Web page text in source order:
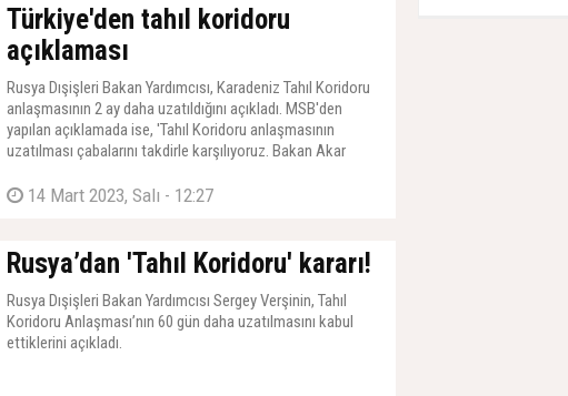
Türkiye'den tahıl koridoru
açıklaması
Rusya Dışişleri Bakan Yardımcısı, Karadeniz Tahıl Koridoru
anlaşmasının 2 ay daha uzatıldığını açıkladı. MSB'den
yapılan açıklamada ise, 'Tahıl Koridoru anlaşmasının
uzatılması çabalarını takdirle karşılıyoruz. Bakan Akar
görüşmelere ve koordinasyona devam etmektedir. Türkiye
14 Mart 2023, Salı - 12:27
Rusya’dan 'Tahıl Koridoru' kararı!
Rusya Dışişleri Bakan Yardımcısı Sergey Verşinin, Tahıl
Koridoru Anlaşması’nın 60 gün daha uzatılmasını kabul
ettiklerini açıkladı.